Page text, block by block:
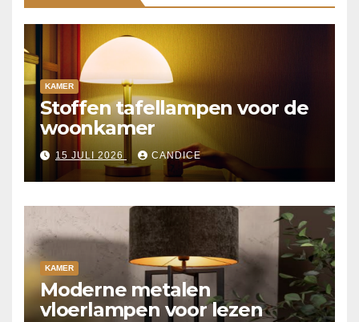
KAMER
Stoffen tafellampen voor de
woonkamer
15 JULI 2026 CANDICE
KAMER
Moderne metalen
vloerlampen voor lezen